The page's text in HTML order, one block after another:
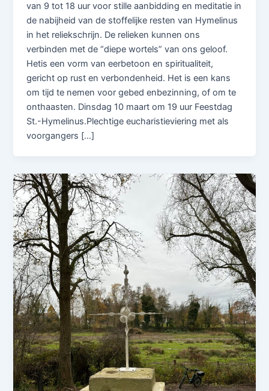
van 9 tot 18 uur voor stille aanbidding en meditatie in
de nabijheid van de stoffelijke resten van Hymelinus
in het reliekschrijn. De relieken kunnen ons
verbinden met de “diepe wortels” van ons geloof.
Hetis een vorm van eerbetoon en spiritualiteit,
gericht op rust en verbondenheid. Het is een kans
om tijd te nemen voor gebed enbezinning, of om te
onthaasten. Dinsdag 10 maart om 19 uur Feestdag
St.-Hymelinus.Plechtige eucharistieviering met als
voorgangers […]